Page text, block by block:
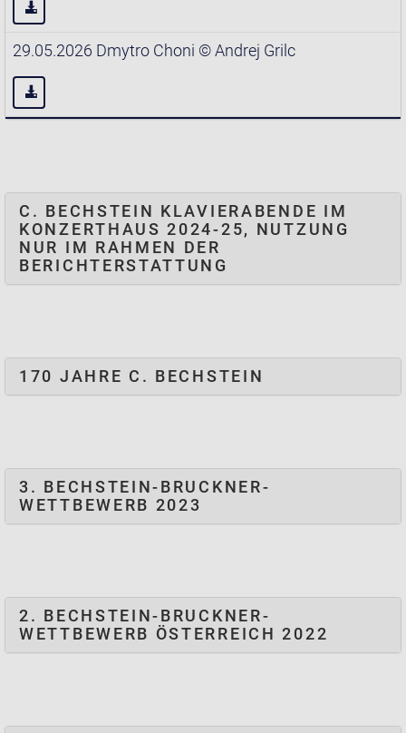
29.05.2026 Dmytro Choni © Andrej Grilc
C. BECHSTEIN KLAVIERABENDE IM
KONZERTHAUS 2024-25, NUTZUNG
NUR IM RAHMEN DER
BERICHTERSTATTUNG
170 JAHRE C. BECHSTEIN
3. BECHSTEIN-BRUCKNER-
WETTBEWERB 2023
2. BECHSTEIN-BRUCKNER-
WETTBEWERB ÖSTERREICH 2022